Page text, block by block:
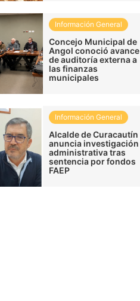
Información General
Concejo Municipal de
Angol conoció avance
de auditoría externa a
las finanzas
municipales
Información General
Alcalde de Curacautín
anuncia investigación
administrativa tras
sentencia por fondos
FAEP